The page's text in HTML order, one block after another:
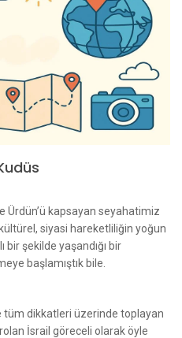
Ürdün’ü kapsayan seyahatimiz
siyasi hareketliliğin yoğun
bir şekilde yaşandığı bir
başlamıştık bile.
tüm dikkatleri üzerinde toplayan
İsrail göreceli olarak öyle